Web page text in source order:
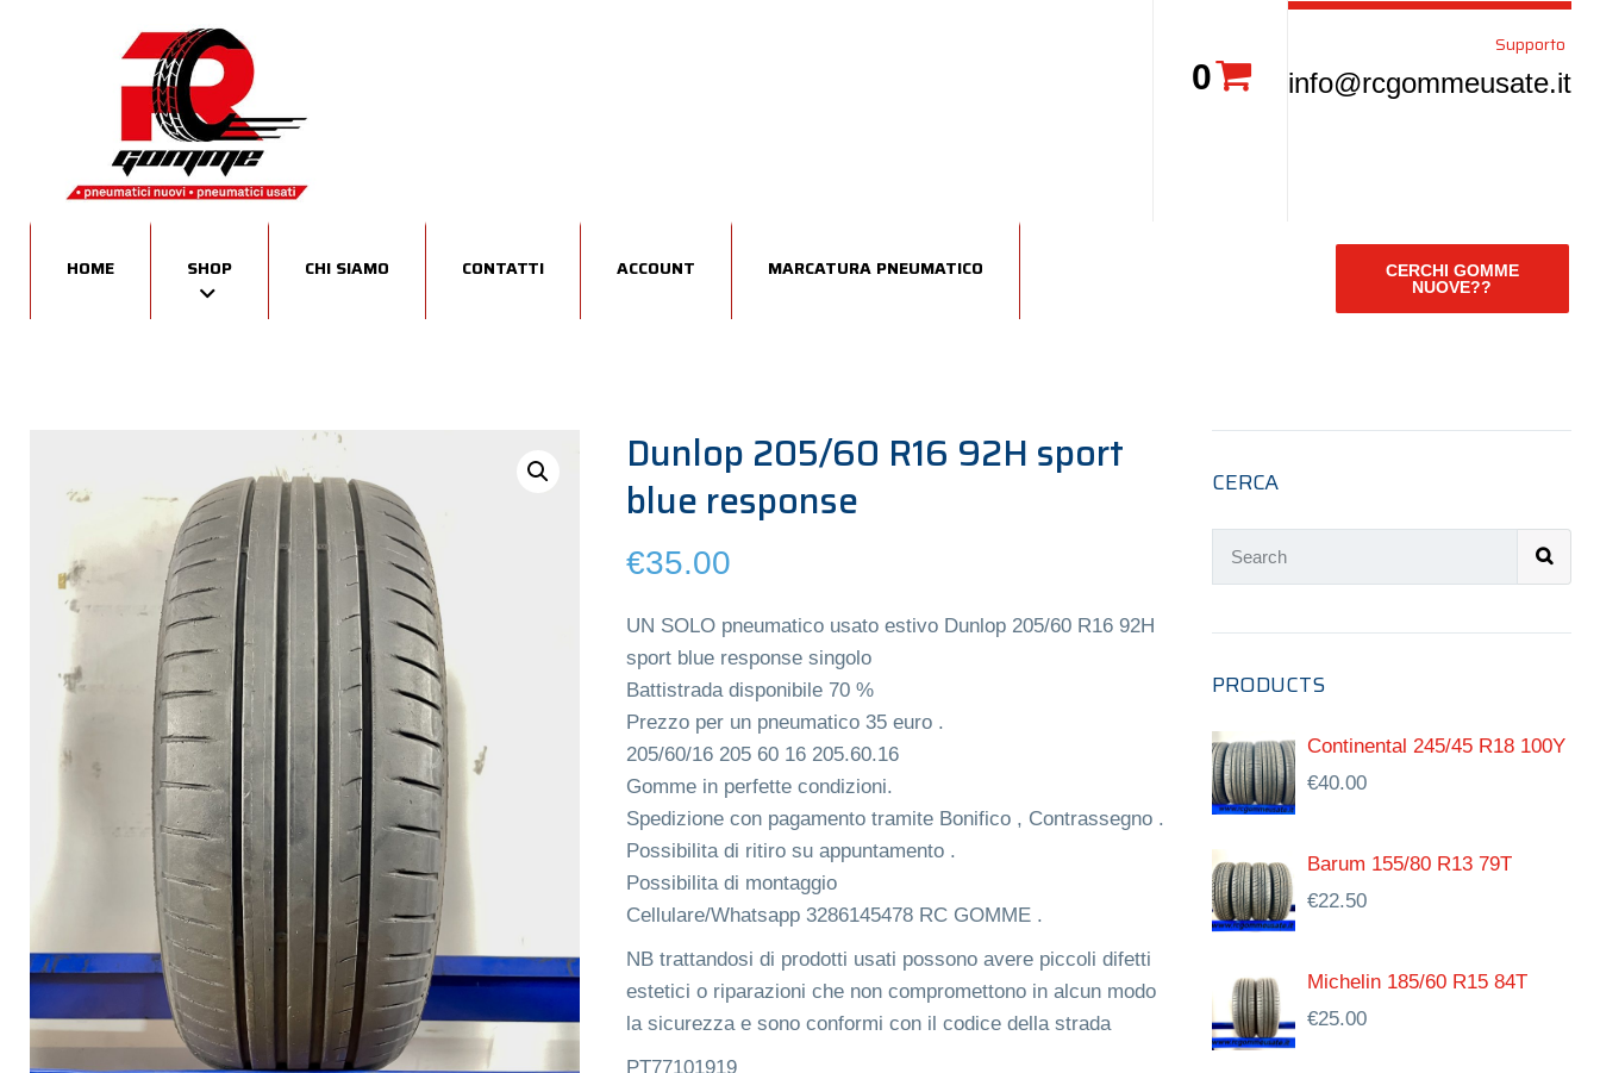
0
Supporto
info@rcgommeusate.it
CERCHI GOMME
NUOVE??
HOME SHOP CHI SIAMO CONTATTI ACCOUNT MARCATURA PNEUMATICO
Dunlop 205/60 R16 92H sport
blue response
€35.00
UN SOLO pneumatico usato estivo Dunlop 205/60 R16 92H
sport blue response singolo
Battistrada disponibile 70 %
Prezzo per un pneumatico 35 euro .
205/60/16 205 60 16 205.60.16
Gomme in perfette condizioni.
Spedizione con pagamento tramite Bonifico , Contrassegno .
Possibilita di ritiro su appuntamento .
Possibilita di montaggio
Cellulare/Whatsapp 3286145478 RC GOMME .
NB trattandosi di prodotti usati possono avere piccoli difetti
estetici o riparazioni che non compromettono in alcun modo
la sicurezza e sono conformi con il codice della strada
PT77101919
CERCA
PRODUCTS
Continental 245/45 R18 100Y
€40.00
Barum 155/80 R13 79T
€22.50
Michelin 185/60 R15 84T
€25.00